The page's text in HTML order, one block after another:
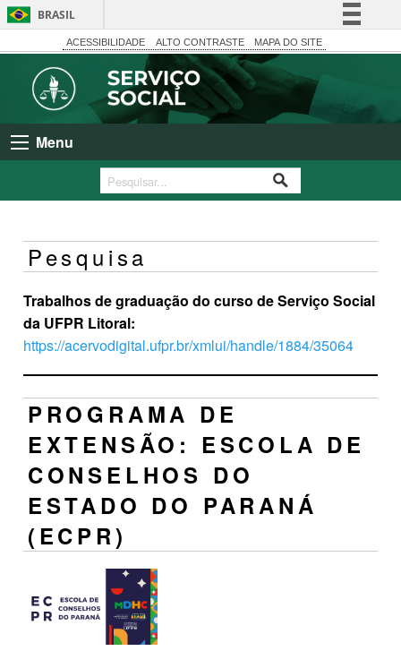
BRASIL
Simplifique!
Comunica BR
Acesso à informação
Canais
ACESSIBILIDADE ALTO CONTRASTE MAPA DO SITE
Menu
Pesquisa
Trabalhos de graduação do curso de Serviço Social
da UFPR Litoral:
https://acervodigital.ufpr.br/xmlui/handle/1884/35064
PROGRAMA DE
EXTENSÃO: ESCOLA DE
CONSELHOS DO
ESTADO DO PARANÁ
(ECPR)